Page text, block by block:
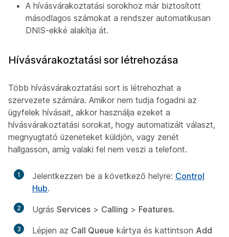
A hívásvárakoztatási sorokhoz már biztosított
másodlagos számokat a rendszer automatikusan
DNIS-ekké alakítja át.
Hívásvárakoztatási sor létrehozása
Több hívásvárakoztatási sort is létrehozhat a
szervezete számára. Amikor nem tudja fogadni az
ügyfelek hívásait, akkor használja ezeket a
hívásvárakoztatási sorokat, hogy automatizált választ,
megnyugtató üzeneteket küldjön, vagy zenét
hallgasson, amíg valaki fel nem veszi a telefont.
1 Jelentkezzen be a következő helyre: Control
Hub.
2 Ugrás Services > Calling > Features.
3 Lépjen az Call Queue kártya és kattintson Add